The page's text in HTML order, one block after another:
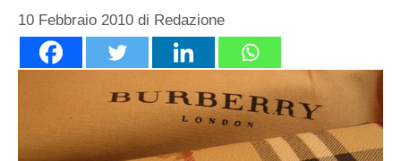
10 Febbraio 2010 di Redazione